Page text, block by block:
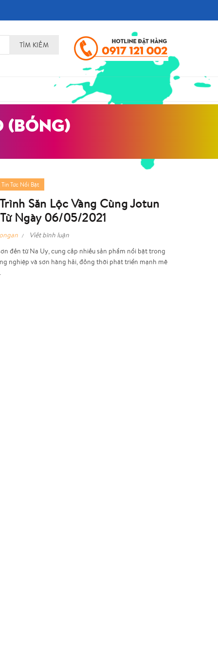
TÌM KIẾM
(BÓNG)
Tin Tức Nổi Bật
Săn Lộc Vàng Cùng Jotun
Ngày 06/05/2021
Viết bình luận
đến từ Na Uy, cung cấp nhiều sản phẩm nổi bật trong
nghiệp và sơn hàng hải, đồng thời phát triển mạnh mẽ